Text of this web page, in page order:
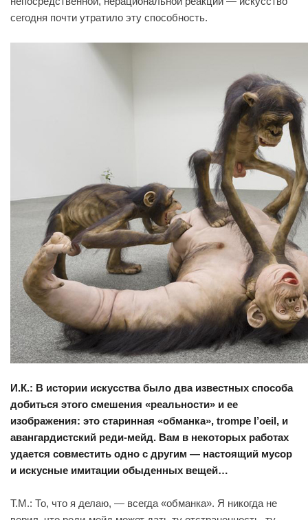
сегодня почти утратило эту способность.
И.К.: В истории искусства было два известных способа
добиться этого смешения «реальности» и ее
изображения: это старинная «обманка», trompe l’oeil, и
авангардистский реди-мейд. Вам в некоторых работах
удается совместить одно с другим — настоящий мусор
и искусные имитации обыденных вещей…
Т.М.: То, что я делаю, — всегда «обманка». Я никогда не